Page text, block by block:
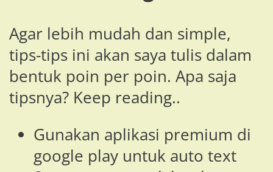
Agar lebih mudah dan simple,
tips-tips ini akan saya tulis dalam
bentuk poin per poin. Apa saja
tipsnya? Keep reading..
Gunakan aplikasi premium di
google play untuk auto text